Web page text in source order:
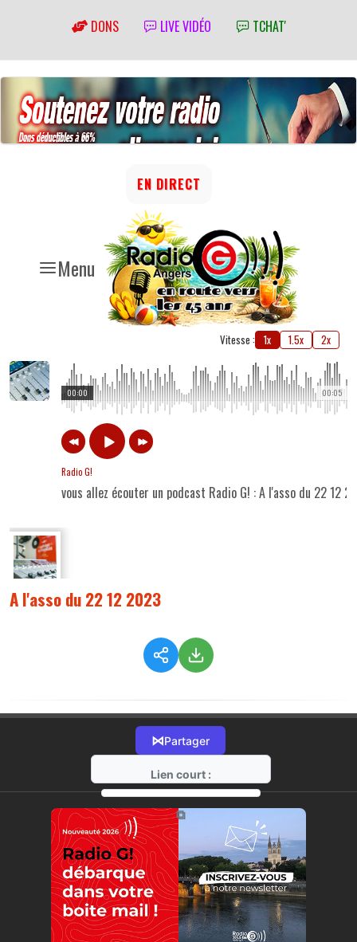
DONS LIVE VIDÉO TCHAT'
Menu
EN DIRECT
Vitesse : 1x 1.5x 2x
00:05
00:00
Radio G!
vous allez écouter un podcast Radio G! : A l'asso du 22 12
A l'asso du 22 12 2023
⋈Partager
Lien court :
https://radio-g.fr?13374
⧉